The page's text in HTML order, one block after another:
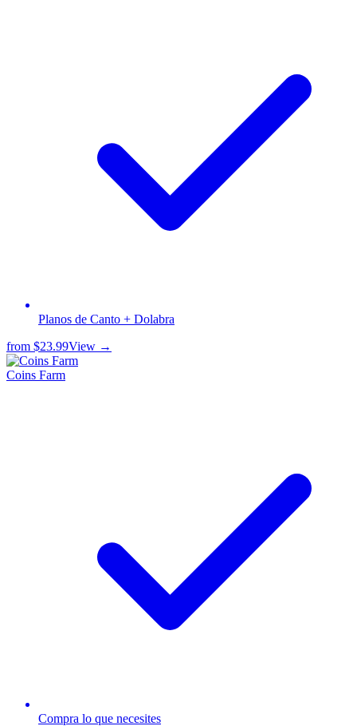
Planos de Canto + Dolabra
from $23.99View →
Coins Farm
Compra lo que necesites